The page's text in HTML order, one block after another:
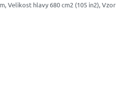
Velikost hlavy 680 cm2 (105 in2), Vzor